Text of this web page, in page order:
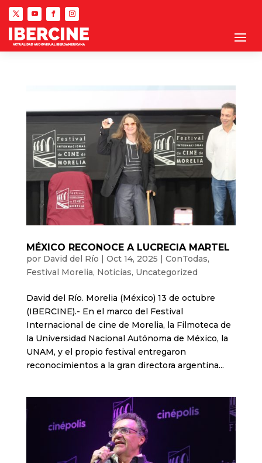
MÉXICO RECONOCE A LUCRECIA MARTEL
por David del Río | Oct 14, 2025 | ConTodas,
Festival Morelia, Noticias, Uncategorized
David del Río. Morelia (México) 13 de octubre
(IBERCINE).- En el marco del Festival
Internacional de cine de Morelia, la Filmoteca de
la Universidad Nacional Autónoma de México, la
UNAM, y el propio festival entregaron
reconocimientos a la gran directora argentina...